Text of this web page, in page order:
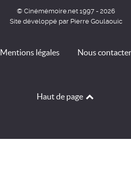
© Cinémémoire.net 1997 - 2026
Site développé par Pierre Goulaouic
Mentions légales Nous contacter
Haut de page